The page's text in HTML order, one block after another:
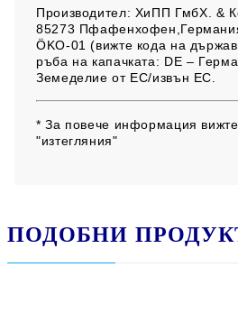
Производител: ХиПП ГмбХ. &
85273
ÖKO-01 (вижте кода на
ръба на капачката: DE –
Земеделие от EС/извън ЕС.
* За повече информация вижте
"изтегляния"
ПОДОБНИ